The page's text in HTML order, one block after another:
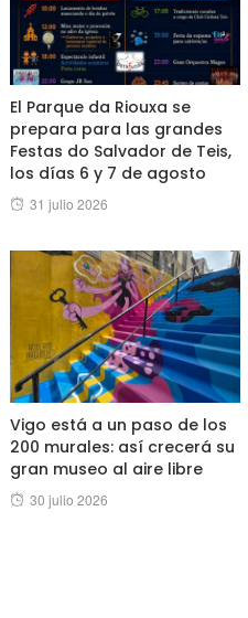
El Parque da Riouxa se
prepara para las grandes
Festas do Salvador de Teis,
los días 6 y 7 de agosto
Posted
31 julio 2026
Vigo está a un paso de los
200 murales: así crecerá su
gran museo al aire libre
Posted
30 julio 2026